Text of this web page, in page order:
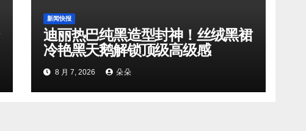
新闻快报
迪丽热巴纯黑造型封神！丝绒黑裙
冷艳黑天鹅解锁顶级高级感
8 月 7, 2026 朵朵